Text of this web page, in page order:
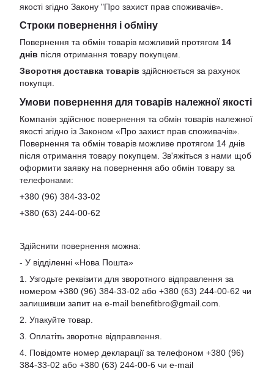
якості згідно Закону "Про захист прав споживачів»
Строки повернення і обміну
Повернення та обмін товарів можливий протягом 14
днів після отримання товару покупцем.
Зворотня доставка товарів здійснюється за рахунок
покупця.
Умови повернення для товарів належної якості
Компанія здійснює повернення та обмін товарів належної
якості згідно із Законом «Про захист прав споживачів».
Повернення та обмін товарів можливе протягом 14 днів
після отримання товару покупцем. Зв'яжіться з нами щоб
оформити заявку на повернення або обмін товару за
телефонами:
+380 (96) 384-33-02
+380 (63) 244-00-62
Здійснити повернення можна:
- У відділенні «Нова Пошта»
1. Узгодьте реквізити для зворотного відправлення за
номером +380 (96) 384-33-02 або +380 (63) 244-00-62 чи
залишивши запит на e-mail benefitbro@gmail.com.
2. Упакуйте товар.
3. Оплатіть зворотне відправлення.
4. Повідомте номер декларації за телефоном +380 (96)
384-33-02 або +380 (63) 244-00-6 чи e-mail